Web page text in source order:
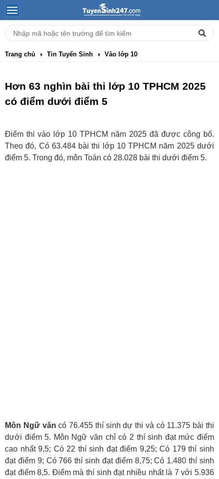
Trang chủ Tin Tuyển Sinh Vào lớp 10
Hơn 63 nghìn bài thi lớp 10 TPHCM 2025
có điểm dưới điểm 5
Điểm thi vào lớp 10 TPHCM năm 2025 đã được công bố.
Theo đó, Có 63.484 bài thi lớp 10 TPHCM năm 2025 dưới
điểm 5. Trong đó, môn Toán có 28.028 bài thi dưới điểm 5.
Môn Ngữ văn có 76.455 thí sinh dự thi và có 11.375 bài thi
dưới điểm 5. Môn Ngữ văn chỉ có 2 thí sinh đạt mức điểm
cao nhất 9,5; Có 22 thí sinh đạt điểm 9,25; Có 179 thí sinh
đạt điểm 9; Có 766 thí sinh đạt điểm 8,75; Có 1.480 thí sinh
đạt điểm 8,5. Điểm mà thí sinh đạt nhiều nhất là 7 với 5.936